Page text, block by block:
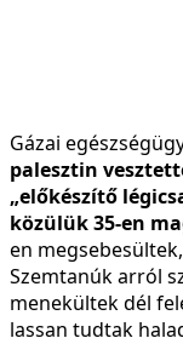
Gázai
palesztin
„előkészítő
közülük 35-en
en
Szemtanúk arról
menekültek dél
lassan tudtak